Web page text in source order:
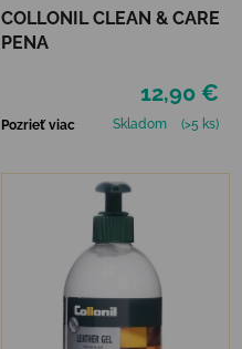
COLLONIL CLEAN & CARE
PENA
12,90 €
Pozrieť viac Skladom (>5 ks)